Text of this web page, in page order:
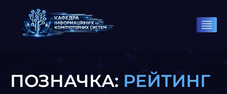
ПОЗНАЧКА: РЕЙТИНГ